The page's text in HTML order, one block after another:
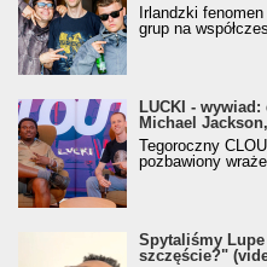
Irlandzki
grup na
LUCKI -
Michael
Tegoroczny
pozbawiony
Spytaliśmy
szczęście?"